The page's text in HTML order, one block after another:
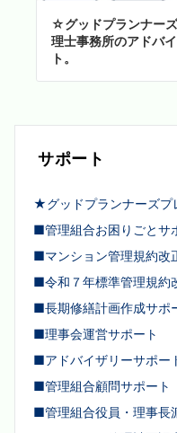
☆グッドプランナー
理士事務所のアドバ
ト。
サポート
★グッドプランナーズプ
■管理組合お困りごとサ
■マンション管理規約改
■令和７年標準管理規約
■長期修繕計画作成サポ
■理事会運営サポート
■アドバイザリーサポー
■管理組合顧問サポート
■管理組合役員・理事長